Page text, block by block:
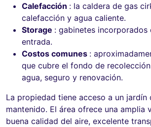
Calefacción : la caldera de gas
calefacción y agua caliente.
Storage : gabinetes incorporados
entrada.
Costos comunes :
que cubre el fondo de
agua, seguro y renovación.
La propiedad tiene acceso a un jardín
mantenido. El área ofrece una amplia
buena calidad del aire, excelente